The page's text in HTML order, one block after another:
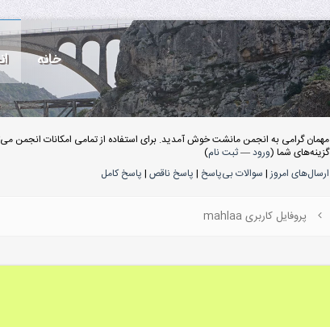
خانه
مهمان گرامی به انجمن مانشت خوش آمدید. برای استفاده از تمامی امکانات انجمن
گزینه‌های شما (ورود—ثبت نام)
ارسال‌های امروز| سوالات بی‌پاسخ | پاسخ ناقص | پاسخ کامل
پروفایل کاربری mahlaa